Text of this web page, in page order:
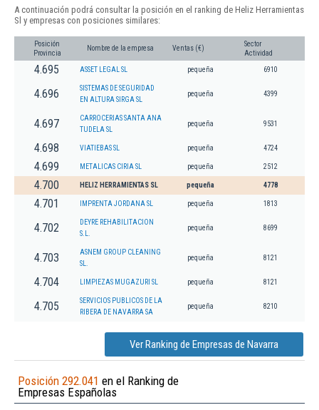
A continuación podrá consultar la posición en el ranking de Heliz Herramientas
Sl y empresas con posiciones similares:
Posición
Provincia
Nombre de la empresa Ventas (€)
Sector
Actividad
4.695 ASSET LEGAL SL pequeña 6910
4.696
SISTEMAS DE SEGURIDAD
EN ALTURA SIRGA SL
pequeña 4399
4.697
CARROCERIAS SANTA ANA
TUDELA SL
pequeña 9531
4.698 VIATIEBAS SL pequeña 4724
4.699 METALICAS CIRIA SL pequeña 2512
4.700 HELIZ HERRAMIENTAS SL pequeña 4778
4.701 IMPRENTA JORDANA SL pequeña 1813
4.702
DEYRE REHABILITACION
S.L.
pequeña 8699
4.703
ASNEM GROUP CLEANING
SL.
pequeña 8121
4.704 LIMPIEZAS MUGAZURI SL pequeña 8121
4.705
SERVICIOS PUBLICOS DE LA
RIBERA DE NAVARRA SA
pequeña 8210
Ver Ranking de Empresas de Navarra
Posición 292.041 en el Ranking de
Empresas Españolas